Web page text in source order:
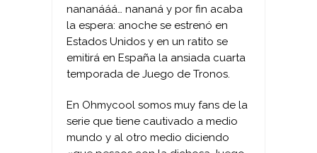
nananááá… nananá y por fin acaba
la espera: anoche se estrenó en
Estados Unidos y en un ratito se
emitirá en España la ansiada cuarta
temporada de Juego de Tronos.
En Ohmycool somos muy fans de la
serie que tiene cautivado a medio
mundo y al otro medio diciendo